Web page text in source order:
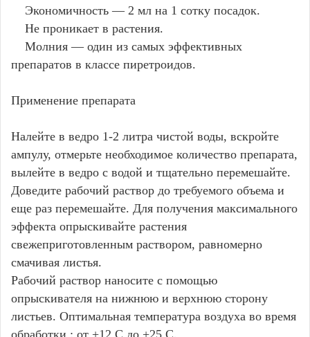
Экономичность — 2 мл на 1 сотку посадок.
Не проникает в растения.
Молния — один из самых эффективных
препаратов в классе пиретроидов.
Применение препарата
Налейте в ведро 1-2 литра чистой воды, вскройте
ампулу, отмерьте необходимое количество препарата,
вылейте в ведро с водой и тщательно перемешайте.
Доведите рабочий раствор до требуемого объема и
еще раз перемешайте. Для получения максимального
эффекта опрыскивайте растения
свежеприготовленным раствором, равномерно
смачивая листья.
Рабочий раствор наносите с помощью
опрыскивателя на нижнюю и верхнюю сторону
листьев. Оптимальная температура воздуха во время
обработки : от +12 С до +25 С.